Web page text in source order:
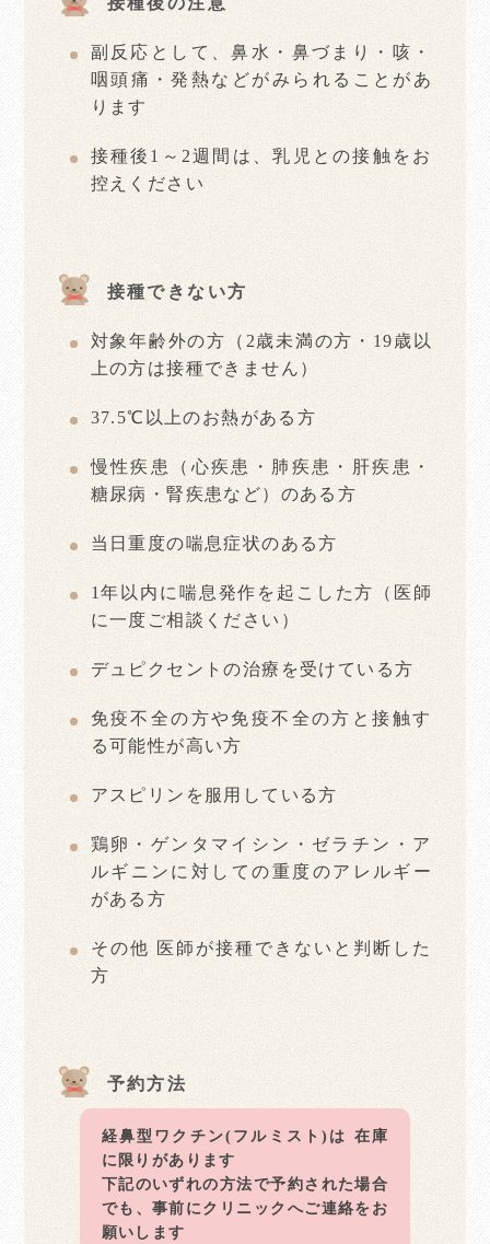
副反応として、鼻水・鼻づまり・咳・
咽頭痛・発熱などがみられることがあ
ります
接種後1～2週間は、乳児との接触をお
控えください
接種できない方
対象年齢外の方（2歳未満の方・19歳以
上の方は接種できません）
37.5℃以上のお熱がある方
慢性疾患（心疾患・肺疾患・肝疾患・
糖尿病・腎疾患など）のある方
当日重度の喘息症状のある方
1年以内に喘息発作を起こした方（医師
に一度ご相談ください）
デュピクセントの治療を受けている方
免疫不全の方や免疫不全の方と接触す
る可能性が高い方
アスピリンを服用している方
鶏卵・ゲンタマイシン・ゼラチン・ア
ルギニンに対しての重度のアレルギー
がある方
その他 医師が接種できないと判断した
方
予約方法
経鼻型ワクチン(フルミスト)は 在庫
に限りがあります
下記のいずれの方法で予約された場合
でも、事前にクリニックへご連絡をお
願いします